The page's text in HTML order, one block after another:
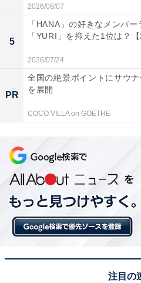
新たに選出される国会議員に
「実行力・推進力」「政治資
さ」「優れた性格・人格」が
「国際感覚・外交力」「リー
れており、国民は倫理観が高
自由記述回答からは、「政治
保」「実行力と多様性の理解
浮かび上がりました。
次ページ 13位まで
2026/08/07
5
「HANA」の好きなメンバ
「YURI」を抑えた1位は？
2026/07/24
PR
全国の絶景ポイントにサウ
を展開
COCO VILLA on GOETHE
注目の